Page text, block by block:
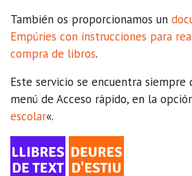
También os proporcionamos un
Empúries con instrucciones para
compra de libros.
Este servicio se encuentra
menú de Acceso rápido, en la
escolar«.